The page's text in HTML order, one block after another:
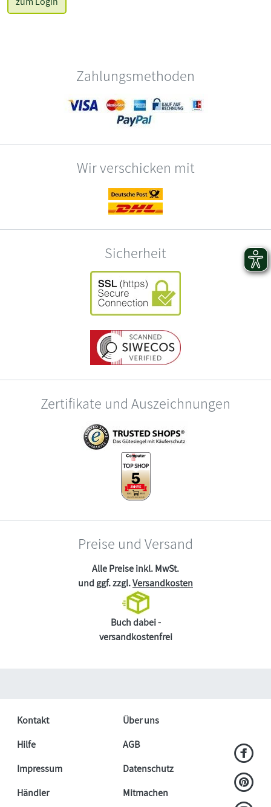
Zahlungsmethoden
Wir verschicken mit
Sicherheit
Zertifikate und Auszeichnungen
Preise und Versand
Alle Preise inkl. MwSt.
und ggf. zzgl.Versandkosten
Buch dabei -
versandkostenfrei
Kontakt
Über uns
Hilfe
AGB
Impressum
Datenschutz
Händler
Mitmachen